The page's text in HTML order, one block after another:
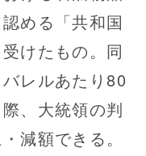
める「共和国
けたもの。同
レルあたり80
、大統領の判
減額できる。